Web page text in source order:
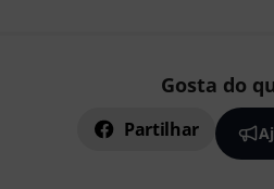
Gosta do
Partilhar